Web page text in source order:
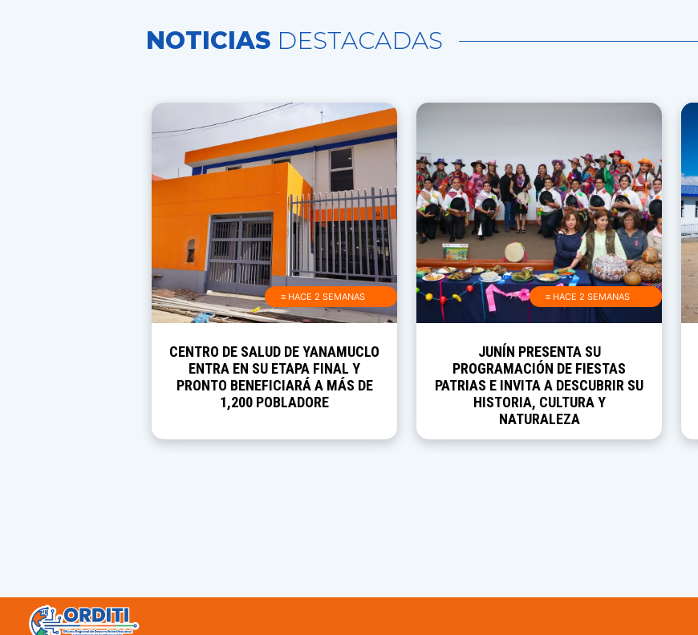
NOTICIAS DESTACADAS
≡ HACE 2 SEMANAS
CENTRO DE SALUD DE YANAMUCLO
ENTRA EN SU ETAPA FINAL Y
PRONTO BENEFICIARÁ A MÁS DE
1,200 POBLADORE
≡ HACE 2 SEMANAS
JUNÍN PRESENTA SU
PROGRAMACIÓN DE FIESTAS
PATRIAS E INVITA A DESCUBRIR SU
HISTORIA, CULTURA Y
NATURALEZA